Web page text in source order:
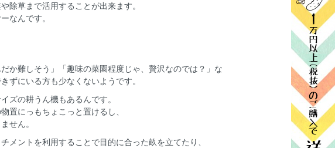
除草まで活用することが出来ます。
なんです。
か難しそう」「趣味の菜園程度じゃ、贅沢なのでは？」な
ずにいる方も少なくないようです。
ズの耕うん機もあるんです。
置にっもちょこっと置けるし、
せん。
メントを利用することで目的に合った畝を立てたり、